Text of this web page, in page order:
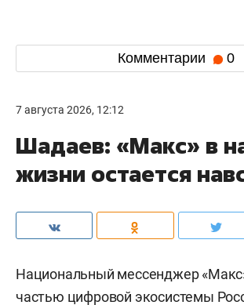
Комментарии 0
7 августа 2026, 12:12
Шадаев: «Макс» в
жизни остается
Национальный мессенджер
частью цифровой экосистемы